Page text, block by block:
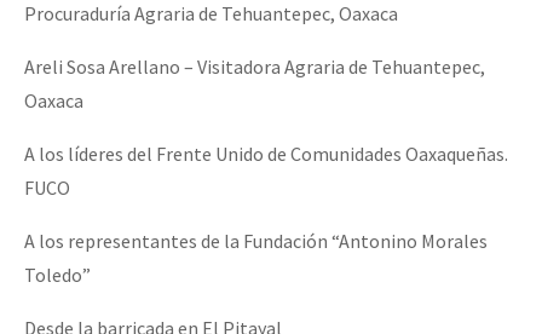
Procuraduría Agraria de Tehuantepec, Oaxaca
Areli Sosa Arellano – Visitadora Agraria de Tehuantepec,
Oaxaca
A los líderes del Frente Unido de Comunidades Oaxaqueñas.
FUCO
A los representantes de la Fundación “Antonino Morales
Toledo”
Desde la barricada en El Pitayal